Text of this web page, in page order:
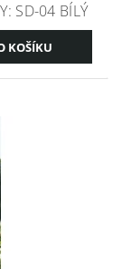
SD-04 BÍLÝ